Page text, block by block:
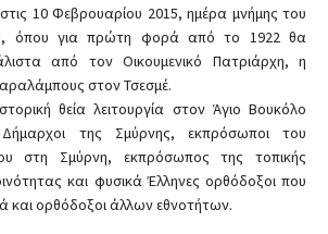
στις 10 Φεβρουαρίου 2015, ημέρα μνήμης του
όπου για πρώτη φορά από το 1922 θα
από τον Οικουμενικό Πατριάρχη, η
στον Τσεσμέ.
θεία λειτουργία στον Άγιο Βουκόλο
της Σμύρνης, εκπρόσωποι του
στη Σμύρνη, εκπρόσωπος της τοπικής
και φυσικά Έλληνες ορθόδοξοι που
και ορθόδοξοι άλλων εθνοτήτων.